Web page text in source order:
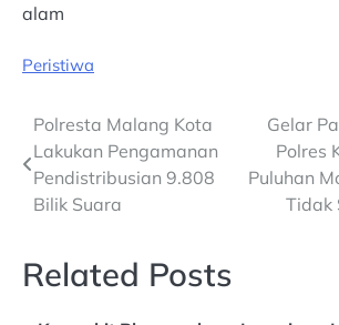
alam
Peristiwa
Post
navigation
Polresta Malang Kota
Lakukan Pengamanan
Pendistribusian 9.808
Bilik Suara
Gelar
Polres
Puluhan
Tidak
Related Posts